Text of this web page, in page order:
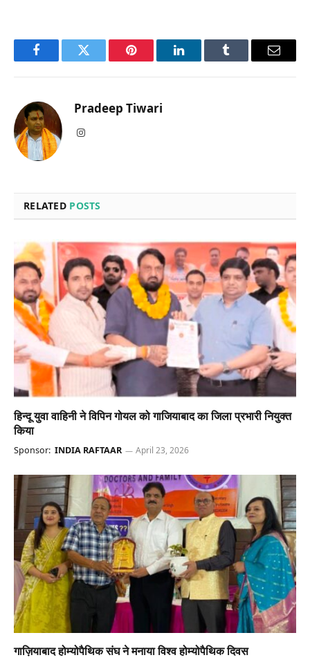
FacebookTwitter Pinterest LinkedInTumblr Email
Pradeep Tiwari
Instagram
RELATED POSTS
हिन्दू युवा वाहिनी ने विपिन गोयल को गाजियाबाद का जिला प्रभारी नियुक्त
किया
Sponsor: INDIA RAFTAAR April 23, 2026
गाज़ियाबाद होम्योपैथिक संघ ने मनाया विश्व होम्योपैथिक दिवस